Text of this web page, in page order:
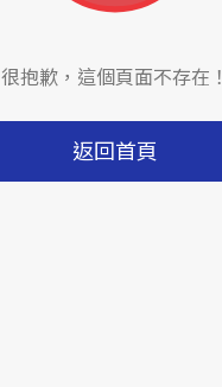
很抱歉，這個頁面不存在！
返回首頁